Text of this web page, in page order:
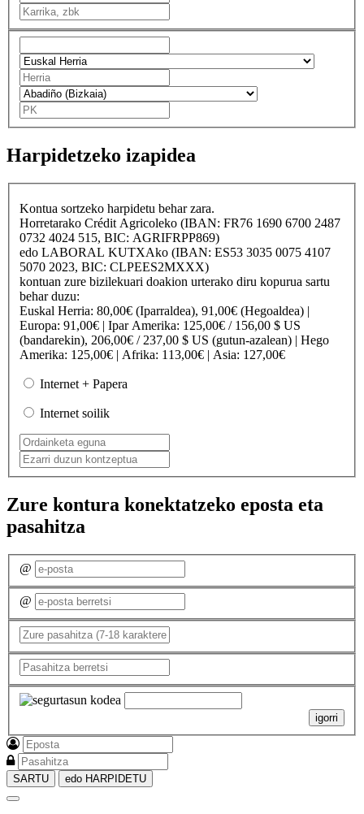
Harpidetzeko izapidea
Kontua sortzeko harpidetu behar zara.
Horretarako Crédit Agricoleko (IBAN: FR76 1690 6700 2487
0732 4024 515, BIC: AGRIFRPP869)
edo LABORAL KUTXAko (IBAN: ES53 3035 0075 4107
5070 2023, BIC: CLPEES2MXXX)
kontuan zure bizilekuari doakion urterako diru kopurua sartu
behar duzu:
Euskal Herria: 80,00€ (Iparraldea), 91,00€ (Hegoaldea) |
Europa: 91,00€ | Ipar Amerika: 125,00€ / 156,00 $ US
(bandarekin), 206,00€ / 237,00 $ US (gutun-azalean) | Hego
Amerika: 125,00€ | Afrika: 113,00€ | Asia: 127,00€
Internet + Papera
Internet soilik
Zure kontura konektatzeko eposta eta
pasahitza
@
@
igorri
SARTU edo HARPIDETU